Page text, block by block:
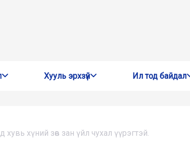
Хууль эрхзүй Ил тод байдал
хүний зөв зан үйл чухал үүрэгтэй.